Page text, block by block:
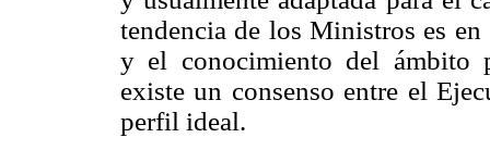
tendencia de los Ministros es
y el conocimiento del ámbito
existe un consenso entre el
perfil ideal.